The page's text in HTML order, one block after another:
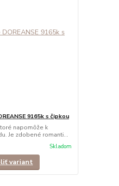
9165k s čipkou
napomôže k
Je zdobené romanti...
Skladom
variant